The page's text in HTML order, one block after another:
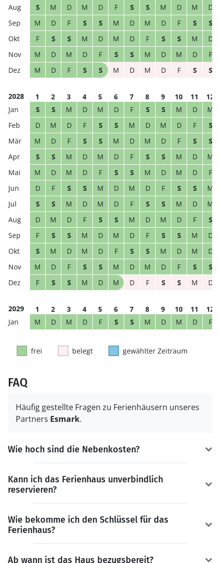
S M D M D F S S M D M
D
M
D F S S M D M D F S
S
F
S S M D M D F S S M
D
M
D M D F S S M D M D
F
M
D F S S M D M D F S S
2028 1 2 3 4 5 6 7 8 9 10 11
12
S
S M D M D F S S M D
M
D
M D F S S M D M D F
S
M
D F S S M D M D F S
S
S
S M D M D F S S M D
M
M
D M D F S S M D M D
F
D
F S S M D M D F S S
M
S
S M D M D F S S M D
M
D
M D F S S M D M D F
S
F
S S M D M D F S S M
D
S
M D M D F S S M D M
D
M
D F S S M D M D F S
S
F
S S M D M D F S S M D
2029 1 2 3 4 5 6 7 8 9 10 11
12
M
D M D F S S M D M D F
frei belegt gewählter Zeitraum
FAQ
Häufig gestellte Fragen zu Ferienhäusern unseres
Partners Esmark.
Wie hoch sind die Nebenkosten?
Kann ich das Ferienhaus unverbindlich
reservieren?
Wie bekomme ich den Schlüssel für das
Ferienhaus?
Ab wann ist das Haus bezugsbereit?